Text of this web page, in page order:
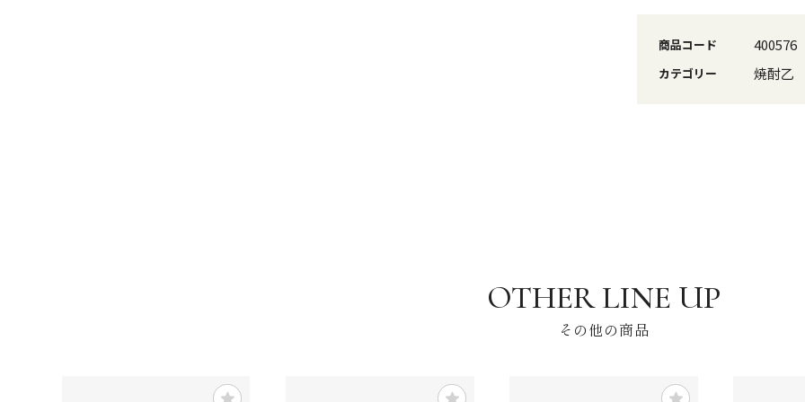
商品コード 400576
カテゴリー 焼酎乙
その他の商品